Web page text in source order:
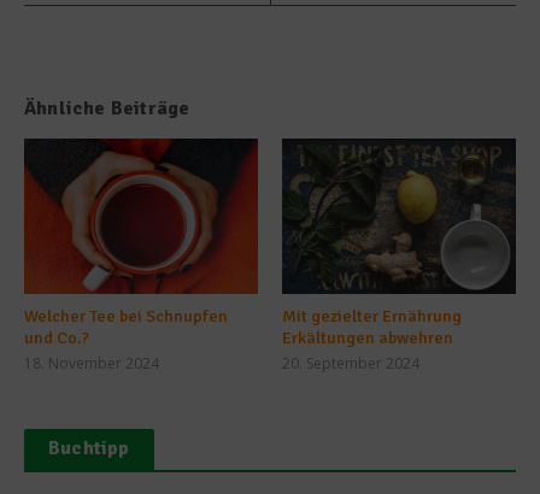
Ähnliche Beiträge
Welcher Tee bei Schnupfen
und Co.?
18. November 2024
Mit gezielter Ernährung
Erkältungen abwehren
20. September 2024
Buchtipp